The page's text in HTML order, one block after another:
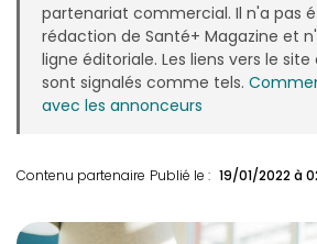
partenariat commercial. Il n'a pas
rédaction de Santé+ Magazine et
ligne éditoriale. Les liens vers le
sont signalés comme tels.
avec les annonceurs
Contenu partenaire Publié le : 19/01/2022 à